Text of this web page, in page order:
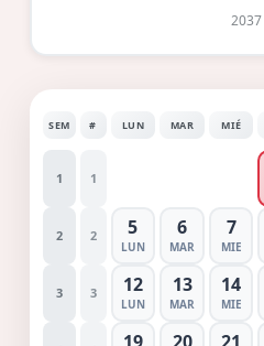
2037
SEM # LUN MAR MIÉ
1 1
2 2 5
LUN
6
MAR
7
MIE
3 3 12
LUN
13
MAR
14
MIE